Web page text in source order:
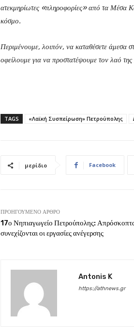
ατεκμηρίωτες «πληροφορίες» από τα Μέσα
κόσμο.
Περιμένουμε, λοιπόν, να καταθέσετε άμεσα
οφείλουμε για να προστατέψουμε τον λαό
TAGS «Λαϊκή Συσπείρωση» Πετρούπολης
μερίδιο Facebook
ΠΡΟΗΓΟΎΜΕΝΟ ΆΡΘΡΟ
17ο Νηπιαγωγείο Πετρούπολης:
συνεχίζονται οι εργασίες ανέγερσης
Antonis K
https://athnews.gr